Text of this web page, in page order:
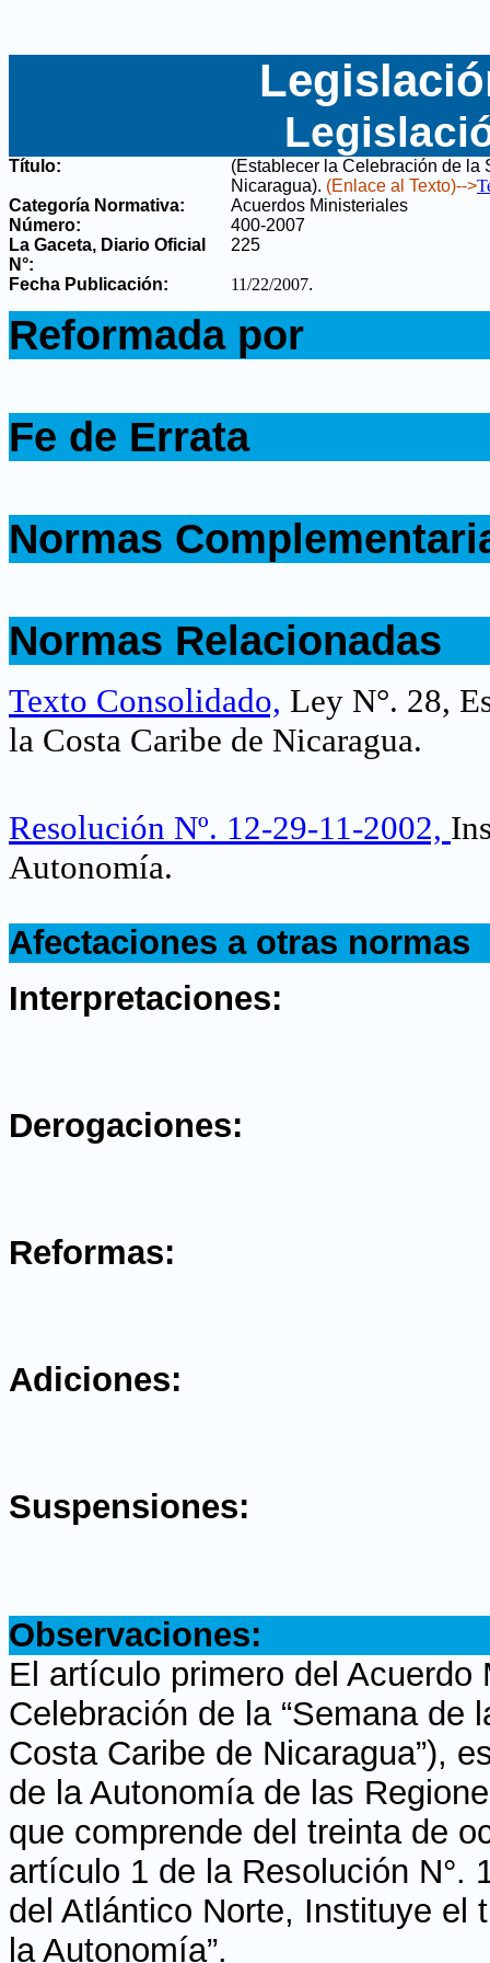
Título:
(Establecer la Celebración de la
Nicaragua). (Enlace al Texto)-->
Categoría Normativa:
Acuerdos Ministeriales
Número:
400-2007
La Gaceta, Diario Oficial
N°:
225
Fecha Publicación: 11/22/2007.
Reformada por
Fe de Errata
Normas
Normas Relacionadas
Texto Consolidado, Ley N°. 28,
la Costa Caribe de Nicaragua.
Resolución Nº. 12-29-11-2002,
Autonomía.
Afectaciones a otras normas
Interpretaciones:
Derogaciones:
Reformas:
Adiciones:
Suspensiones:
Observaciones:
El artículo primero del Acuerdo
Celebración de la “Semana de
Costa Caribe de Nicaragua”),
de la Autonomía de las
que comprende del treinta de
artículo 1 de la Resolución N°.
del Atlántico Norte, Instituye el
la Autonomía”.